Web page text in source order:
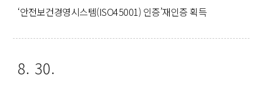
‘안전보건경영시스템(ISO45001) 인증’재인증 획득
8. 30.